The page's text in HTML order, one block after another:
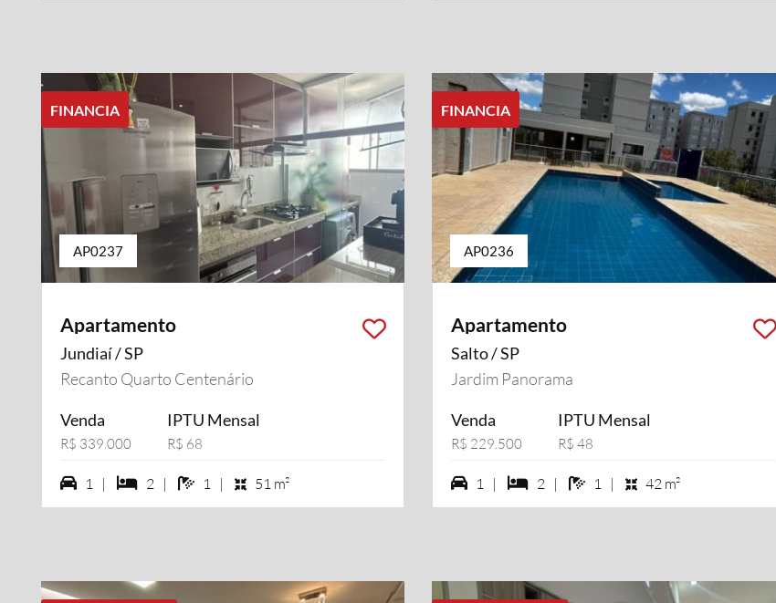
FINANCIA
AP0237
Apartamento
Jundiaí / SP
Recanto Quarto Centenário
Venda
R$ 339.000
IPTU Mensal
R$ 68
1 vagas na garagem
1 | 2 dormiórios
2 | 1 banheiros
1 | 51 m²
FINANCIA
AP0236
Apartamento
Salto / SP
Jardim Panorama
Venda
R$ 229.500
IPTU Mensal
R$ 48
1 vagas na garagem
1 | 2 dormiórios
2 | 1 banheiros
1 | 42 m²